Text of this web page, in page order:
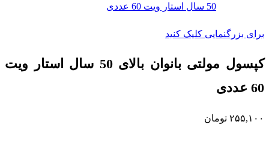
برای بزرگنمایی کلیک کنید
کپسول مولتی بانوان بالای 50 سال استار ویت
60 عددی
۲۵۵,۱۰۰ تومان